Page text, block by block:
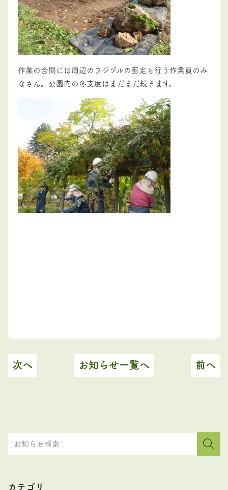
作業の合間には周辺のフジヅルの剪定も行う作業員のみ
なさん。公園内の冬支度はまだまだ続きます。
次へ お知らせ一覧へ 前へ
カテゴリ